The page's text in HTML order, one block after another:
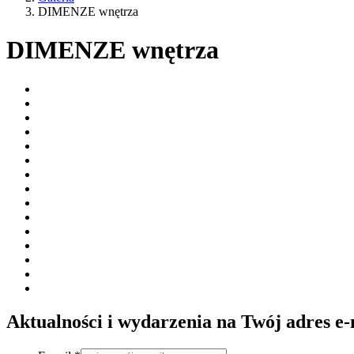
DIMENZE wnętrza
DIMENZE wnętrza
Aktualności i wydarzenia na Twój adres